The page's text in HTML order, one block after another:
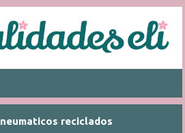
neumaticos reciclados